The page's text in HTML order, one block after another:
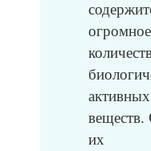
огромное
активных
веществ.
их